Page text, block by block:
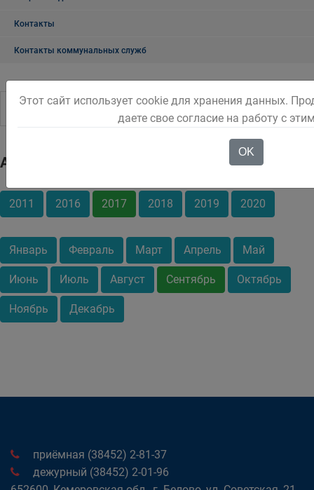
Контакты
Контакты коммунальных служб
Архив
2011 2016 2017 2018 2019 2020
Январь Февраль Март Апрель Май
Июнь Июль Август Сентябрь Октябрь
Ноябрь Декабрь
приёмная (38452) 2-81-37
дежурный (38452) 2-01-96
Этот сайт использует cookie для хранения данных.
даете свое согласие на работу с
OK